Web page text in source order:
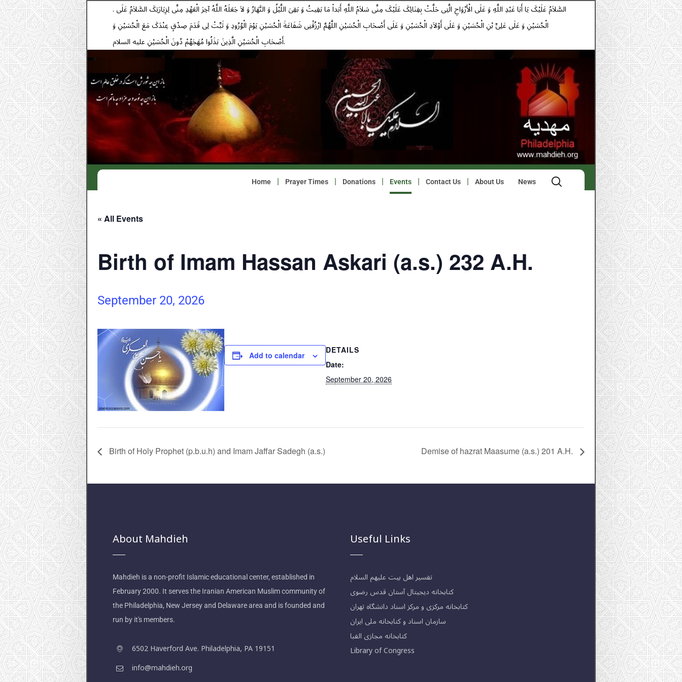
. السَّلاَمُ عَلَیْکَ یَا أَبَا عَبْدِ اللَّهِ وَ عَلَى الْأَرْوَاحِ الَّتِی حَلَّتْ بِفِنَائِکَ عَلَیْکَ مِنِّی سَلاَمُ اللَّهِ أَبَداً مَا بَقِیتُ وَ بَقِیَ اللَّیْلُ وَ النَّهَارُ وَ لاَ جَعَلَهُ اللَّهُ آخِرَ الْعَهْدِ مِنِّی لِزِیَارَتِکَ السَّلاَمُ عَلَى
الْحُسَیْنِ وَ عَلَى عَلِیِّ بْنِ الْحُسَیْنِ وَ عَلَى أَوْلاَدِ الْحُسَیْنِ وَ عَلَى أَصْحَابِ الْحُسَیْنِ اللَّهُمَّ ارْزُقْنِی شَفَاعَةَ الْحُسَیْنِ یَوْمَ الْوُرُودِ وَ ثَبِّتْ لِی قَدَمَ صِدْقٍ عِنْدَکَ مَعَ الْحُسَیْنِ وَ
أَصْحَابِ الْحُسَیْنِ الَّذِینَ بَذَلُوا مُهَجَهُمْ دُونَ الْحُسَیْنِ علیه السلام.
Home Prayer Times Donations Events Contact Us About Us News
Birth of Imam Hassan Askari (a.s.) 232 A.H.
Events
« All Events
Birth of Imam Hassan Askari (a.s.) 232 A.H.
September 20, 2026
Add to calendar
DETAILS
Date:
September 20, 2026
Birth of Holy Prophet (p.b.u.h) and Imam Jaffar Sadegh (a.s.) Demise of hazrat Maasume (a.s.) 201 A.H.
About Mahdieh
Mahdieh is a non-profit Islamic educational center, established in
February 2000. It serves the Iranian American Muslim community of
the Philadelphia, New Jersey and Delaware area and is founded and
run by it's members.
6502 Haverford Ave. Philadelphia, PA 19151
info@mahdieh.org
Useful Links
تفسیر اهل بیت علیهم السلام
کتابخانه دیجیتال آستان قدس رضوی
کتابخانه مرکزی و مرکز اسناد دانشگاه تهران
سازمان اسناد و کتابخانه ملی ایران
کتابخانه مجازی الفبا
Library of Congress